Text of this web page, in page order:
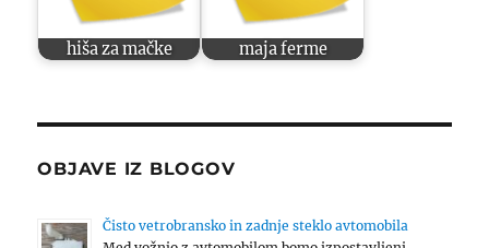
hiša za mačke maja ferme
OBJAVE IZ BLOGOV
Čisto vetrobransko in zadnje steklo avtomobila